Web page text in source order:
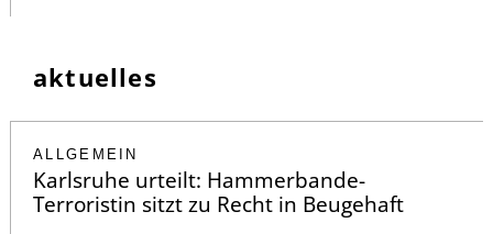
aktuelles
ALLGEMEIN
Karlsruhe urteilt: Hammerbande-
Terroristin sitzt zu Recht in Beugehaft